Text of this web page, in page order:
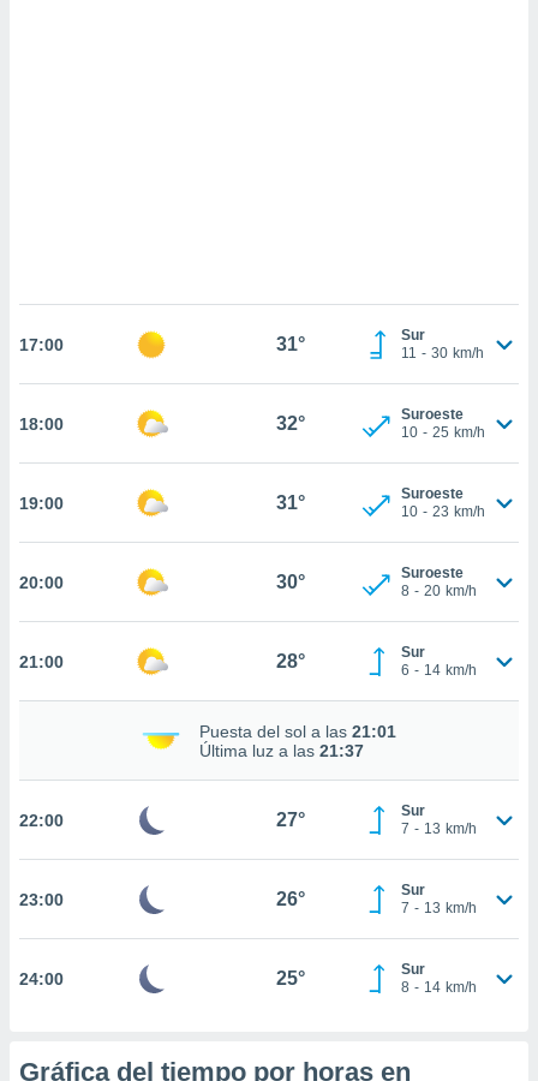
aceptar
de
sitio
que
sean
ni para
no
web a
17:00 31°
Sur
11 - 30 km/h
18:00 32°
Suroeste
10 - 25 km/h
19:00 31°
Suroeste
10 - 23 km/h
20:00 30°
Suroeste
8 - 20 km/h
21:00 28°
Sur
6 - 14 km/h
Puesta del sol a las 21:01
Última luz a las 21:37
22:00 27°
Sur
7 - 13 km/h
23:00 26°
Sur
7 - 13 km/h
24:00 25°
Sur
8 - 14 km/h
Gráfica del tiempo por horas en